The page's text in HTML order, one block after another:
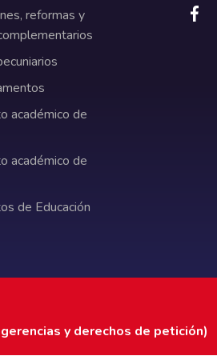
reformas y
académico de
académico de
de Educación
y derechos de petición)